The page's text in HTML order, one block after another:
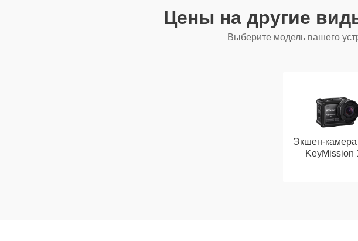
Цены на другие
Выберите модель вашего
Экшен-камера
KeyMission